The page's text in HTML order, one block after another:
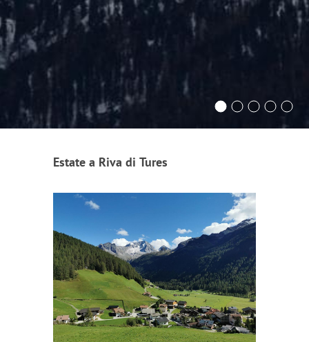
Estate a Riva di Tures